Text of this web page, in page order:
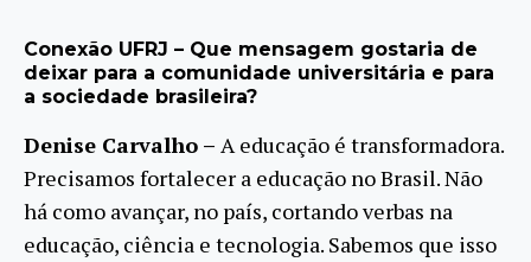
Conexão UFRJ – Que mensagem gostaria de
deixar para a comunidade universitária e para
a sociedade brasileira?
Denise Carvalho – A educação é transformadora.
Precisamos fortalecer a educação no Brasil. Não
há como avançar, no país, cortando verbas na
educação, ciência e tecnologia. Sabemos que isso